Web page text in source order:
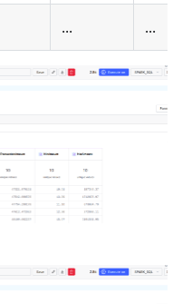
... ...